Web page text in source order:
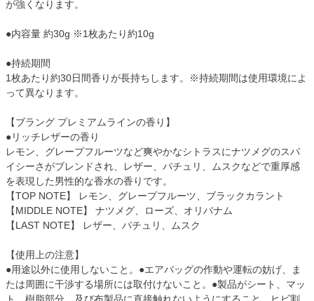
が強くなります。
●内容量 約30g ※1枚あたり約10g
●持続期間
1枚あたり約30日間香りが長持ちします。※持続期間は使用環境によ
って異なります。
【ブラング プレミアムラインの香り】
●リッチレザーの香り
レモン、グレープフルーツなど爽やかなシトラスにナツメグのスパ
イシーさがブレンドされ、レザー、パチュリ、ムスクなどで重厚感
を表現した男性的な香水の香りです。
【TOP NOTE】 レモン、グレープフルーツ、ブラックカラント
【MIDDLE NOTE】 ナツメグ、ローズ、オリバナム
【LAST NOTE】 レザー、パチュリ、ムスク
【使用上の注意】
●用途以外に使用しないこと。●エアバッグの作動や運転の妨げ、ま
たは周囲に干渉する場所には取付けないこと。●製品がシート、マッ